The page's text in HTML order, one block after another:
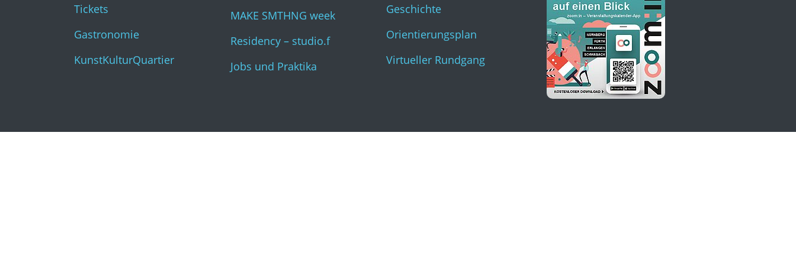
Tickets
Gastronomie
KunstKulturQuartier
MAKE SMTHNG week
Residency – studio.f
Jobs und Praktika
Geschichte
Orientierungsplan
Virtueller Rundgang